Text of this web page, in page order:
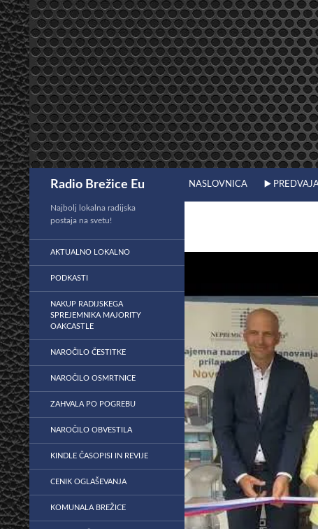
Preskoči
na
vsebino
Radio Brežice Eu NASLOVNICA ▶️
Najbolj lokalna radijska
postaja na svetu!
AKTUALNO LOKALNO
PODKASTI
NAKUP RADIJSKEGA
SPREJEMNIKA MAJORITY
OAKCASTLE
NAROČILO ČESTITKE
NAROČILO OSMRTNICE
ZAHVALA PO POGREBU
NAROČILO OBVESTILA
KINDLE ČASOPISI IN REVIJE
CENIK OGLAŠEVANJA
KOMUNALA BREŽICE